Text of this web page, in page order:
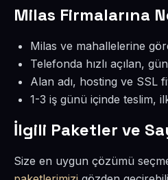
Milas Firmalarına
Milas ve mahallelerine
Telefonda hızlı açılan,
Alan adı, hosting ve SSL
1-3 iş günü içinde teslim,
İlgili Paketler ve
Size en uygun çözümü